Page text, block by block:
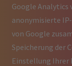
Google
anonymisierte
von Google
Speicherung der
Einstellung Ihrer